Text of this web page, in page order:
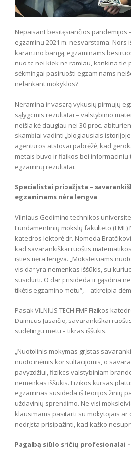
Nepaisant besitęsiančios pandemijos
egzaminų 2021 m. nesvarstoma. Nors
karantino bangą, egzaminams
nuo to nei kiek ne ramiau, kankina tie
sėkmingai pasiruošti egzaminams
nelankant mokyklos?
Neramina ir vasarą vykusių pirmųjų
sąlygomis rezultatai – valstybinio
neišlaikė daugiau nei 30 proc.
skambiai vadinti „blogiausiais
agentūros atstovai pabrėžė, kad
metais buvo ir fizikos bei informacinių
egzaminų rezultatai.
Specialistai pripažįsta –
egzaminams nėra lengva
Vilniaus Gedimino technikos
Fundamentinių mokslų fakulteto
katedros lektorė dr. Nomeda
kad savarankiškai ruoštis
išties nėra lengva. „Moksleiviams
vis dar yra nemenkas iššūkis, su
susidurti. O dar prisideda ir gąsdina
tikėtis egzamino metu“, – atkreipia
Pasak VILNIUS TECH FMF Fizikos
Dainiaus Jasaičio, savarankiškai
sudėtingu metu – tikras iššūkis.
„Nuotolinis mokymas grįstas
nuotolinėmis konsultacijomis, o
pavyzdžiui, fizikos valstybiniam
nemenkas iššūkis. Fizikos kursas
egzaminas susideda iš teorijos žinių
uždavinių sprendimo. Ne visi
klausimams pasitarti su mokytojais ar
nedrįsta prisipažinti, kad kažko
Pagalbą siūlo sričių profesionalai